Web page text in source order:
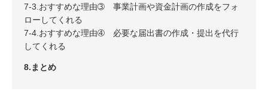
7-3.おすすめな理由➂ 事業計画や資金計画の作成をフォ
ローしてくれる
7-4.おすすめな理由➃ 必要な届出書の作成・提出を代行
してくれる
8.まとめ